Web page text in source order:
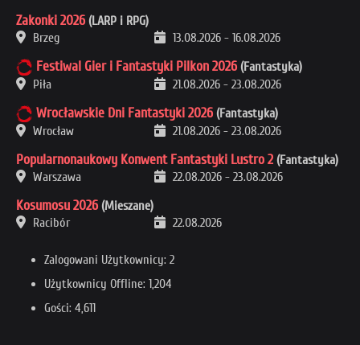
Zakonki 2026 (LARP i RPG)
Brzeg
13.08.2026 - 16.08.2026
Festiwal Gier i Fantastyki Pilkon 2026 (Fantastyka)
Piła
21.08.2026 - 23.08.2026
Wrocławskie Dni Fantastyki 2026 (Fantastyka)
Wrocław
21.08.2026 - 23.08.2026
Popularnonaukowy Konwent Fantastyki Lustro 2 (Fantastyka)
Warszawa
22.08.2026 - 23.08.2026
Kosumosu 2026 (Mieszane)
Racibór
22.08.2026
Zalogowani Użytkownicy: 2
Użytkownicy Offline: 1,204
Gości: 4,611